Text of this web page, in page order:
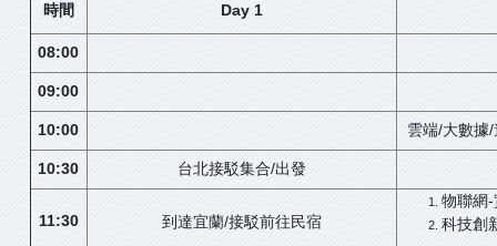
時間 Day 1
08:00
09:00
10:00 雲端/大數據
10:30 台北接駁集合/出發
11:30
到達宜蘭/接駁前往民宿
物聯網-
科技創